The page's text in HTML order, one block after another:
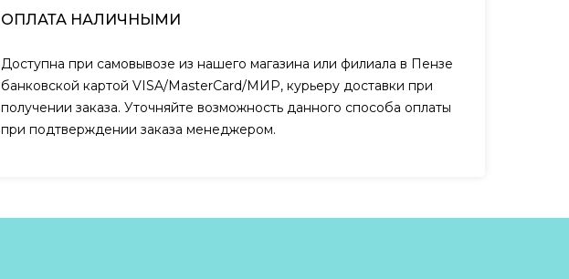
ОПЛАТА НАЛИЧНЫМИ
Доступна при самовывозе из нашего магазина или филиала в Пензе
банковской картой VISA/MasterCard/МИР, курьеру доставки при
получении заказа. Уточняйте возможность данного способа оплаты
при подтверждении заказа менеджером.